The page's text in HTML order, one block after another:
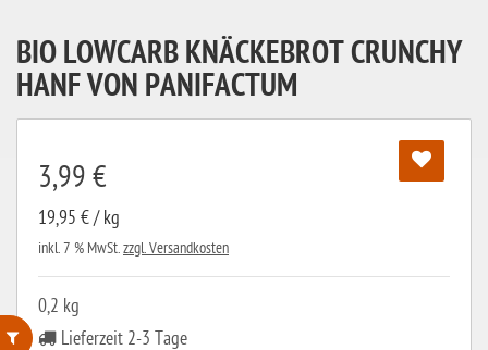
BIO LOWCARB KNÄCKEBROT CRUNCHY
HANF VON PANIFACTUM
3,99 €
19,95 € / kg
inkl. 7 % MwSt.zzgl. Versandkosten
0,2 kg
Lieferzeit 2-3 Tage